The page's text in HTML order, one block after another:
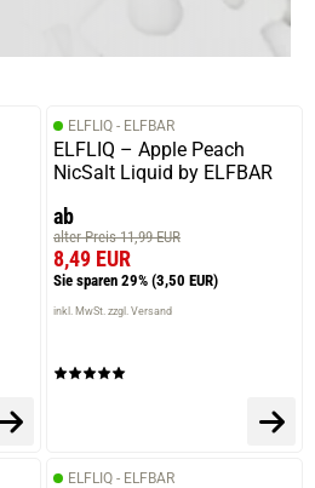
ELFLIQ - ELFBAR
ELFLIQ – Apple Peach
NicSalt Liquid by ELFBAR
ab
alter Preis 11,99 EUR
8,49 EUR
Sie sparen 29% (3,50 EUR)
inkl. MwSt. zzgl. Versand
ELFLIQ - ELFBAR